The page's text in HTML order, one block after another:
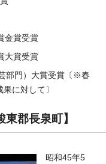
金賞受賞
大賞受賞
部門）大賞受賞〔※春
に対して〕
郡長泉町】
昭和45年5